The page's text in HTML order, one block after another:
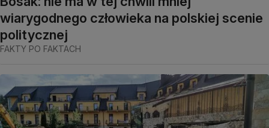
wiarygodnego człowieka na polskiej scenie
politycznej
FAKTY PO FAKTACH